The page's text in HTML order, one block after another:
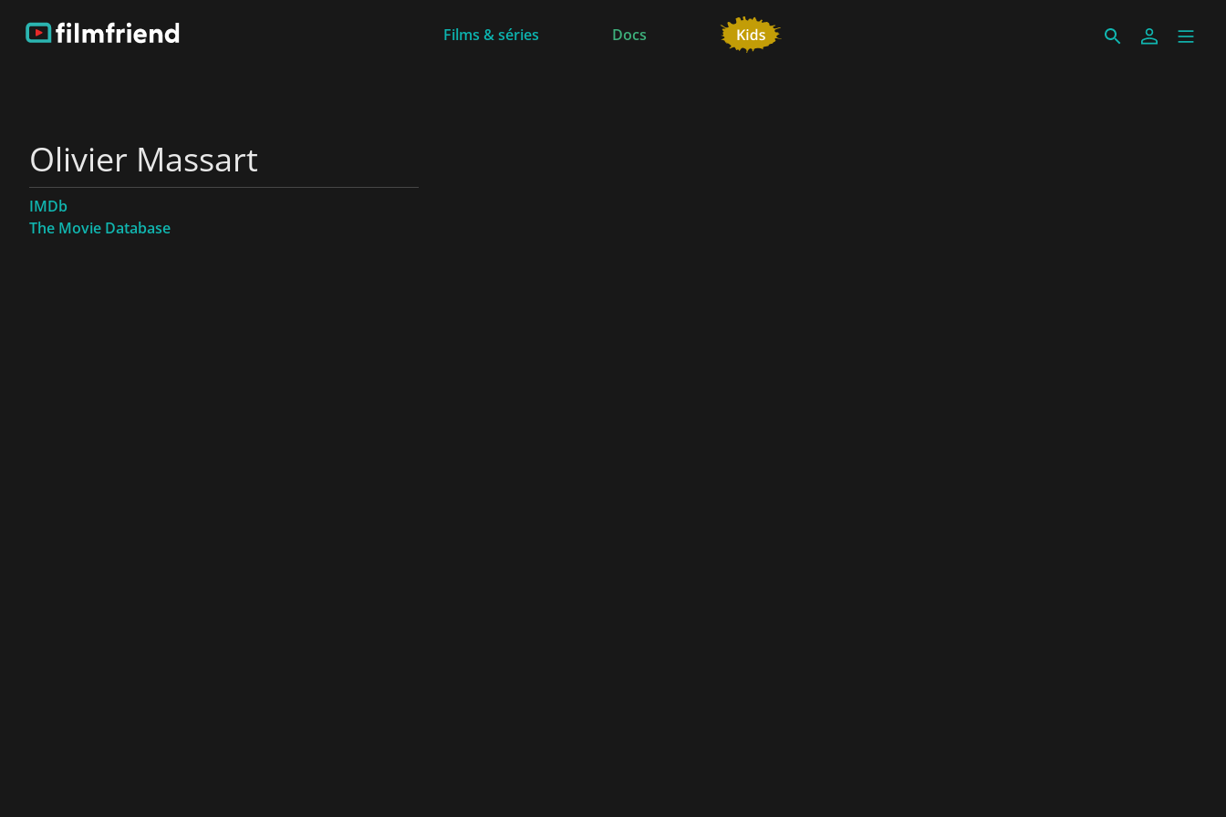
Films & séries Docs
Olivier Massart
IMDb
The Movie Database